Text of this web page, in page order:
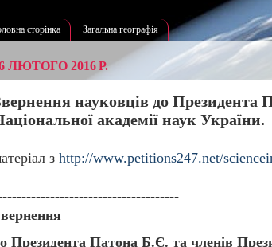
сторінка Загальна географія
ЛЮТОГО 2016 Р.
науковців до Президента
академії наук України.
з http://www.petitions247.net/
Президента Патона Б.Є. та членів